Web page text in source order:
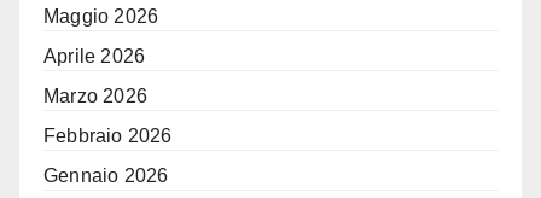
Maggio 2026
Aprile 2026
Marzo 2026
Febbraio 2026
Gennaio 2026